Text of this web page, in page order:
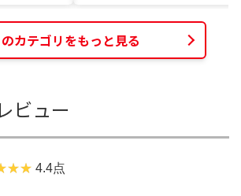
カテゴリをもっと見る
ビュー
4.4点